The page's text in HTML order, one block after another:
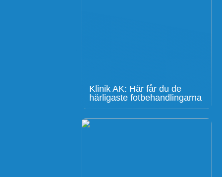
Klinik AK: Här får du de
härligaste fotbehandlingarna